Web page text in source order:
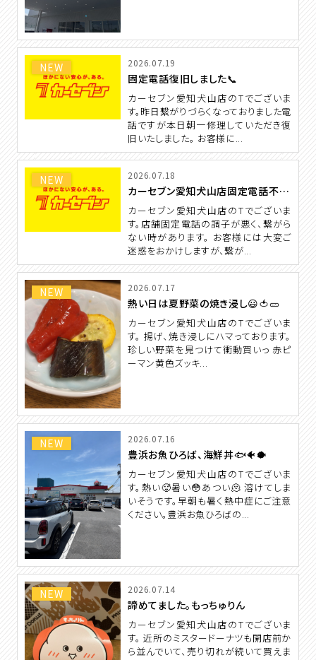
NEW 2026.07.19
固定電話復旧しました📞
カーセブン愛知犬山店のTでございま
す。昨日繋がりづらくなっておりました電
話ですが本日朝一修理していただき復
旧いたしました。 お客様に...
NEW 2026.07.18
カーセブン愛知犬山店固定電話不調のお知らせ
カーセブン愛知犬山店のTでございま
す。店舗固定電話の調子が悪く、繋がら
ない時があります。 お客様には大変ご
迷惑をおかけしますが、繋が...
NEW 2026.07.17
熱い日は夏野菜の焼き浸し😃🍅🥒
カーセブン愛知犬山店のTでございま
す。 揚げ、焼き浸しにハマっております。
珍しい野菜を見つけて衝動買いっ 赤ピ
ーマン黄色ズッキ...
NEW 2026.07.16
豊浜お魚ひろば、海鮮丼🐟🐠🐡
カーセブン愛知犬山店のTでございま
す。熱い🥵暑い😳あつい🫠 溶けてしま
いそうです。早朝も暑く熱中症にご注意
ください。豊浜お魚ひろばの...
NEW 2026.07.14
諦めてました。もっちゅりん
カーセブン愛知犬山店のTでございま
す。 近所のミスタードーナツも開店前か
ら並んでいて、売り切れが続いて買えま